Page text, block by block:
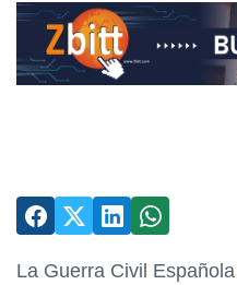
La Guerra Civil